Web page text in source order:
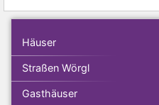
Häuser
Straßen Wörgl
Gasthäuser